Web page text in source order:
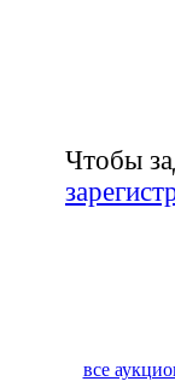
Чтобы
все